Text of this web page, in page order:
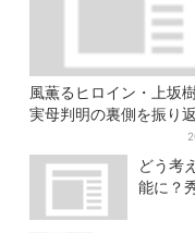
風薫るヒロイン・上坂樹
実母判明の裏側を振り
「どういうこと？って
どう考
能に？